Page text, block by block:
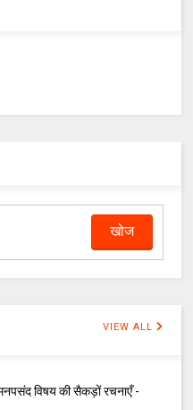
VIEW ALL
विषय की सैकड़ों रचनाएँ -